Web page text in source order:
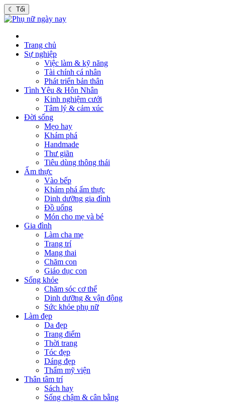
☾ Tối
Trang chủ
Sự nghiệp
Việc làm & kỹ năng
Tài chính cá nhân
Phát triển bản thân
Tình Yêu & Hôn Nhân
Kinh nghiệm cưới
Tâm lý & cảm xúc
Đời sống
Mẹo hay
Khám phá
Handmade
Thư giãn
Tiêu dùng thông thái
Ẩm thực
Vào bếp
Khám phá ẩm thực
Dinh dưỡng gia đình
Đồ uống
Món cho mẹ và bé
Gia đình
Làm cha mẹ
Trang trí
Mang thai
Chăm con
Giáo dục con
Sống khỏe
Chăm sóc cơ thể
Dinh dưỡng & vận động
Sức khỏe phụ nữ
Làm đẹp
Da đẹp
Trang điểm
Thời trang
Tóc đẹp
Dáng đẹp
Thẩm mỹ viện
Thân tâm trí
Sách hay
Sống chậm & cân bằng